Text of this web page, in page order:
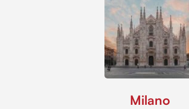
Milano